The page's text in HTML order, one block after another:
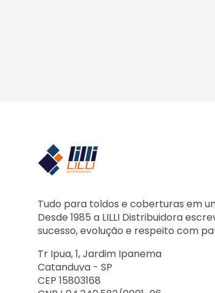
Tudo para toldos e coberturas em
Desde 1985 a LILLI Distribuidora
sucesso, evolução e respeito com
Tr Ipua, 1, Jardim Ipanema
Catanduva - SP
CEP 15803168